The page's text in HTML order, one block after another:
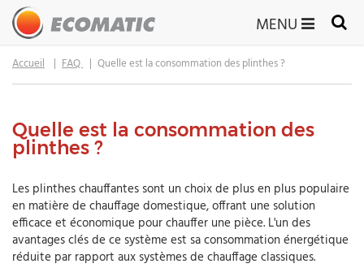
Quelle est la consommation des
plinthes ?
Les plinthes chauffantes sont un choix de plus en plus populaire
en matière de chauffage domestique, offrant une solution
efficace et économique pour chauffer une pièce. L'un des
avantages clés de ce système est sa consommation énergétique
réduite par rapport aux systèmes de chauffage classiques.
MENU
Accueil FAQ Quelle est la consommation des plinthes ?